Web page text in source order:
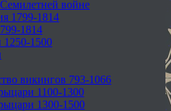
войне
1799-1814
1814
1250-1500
викингов 793-1066
1100-1300
1300-1500